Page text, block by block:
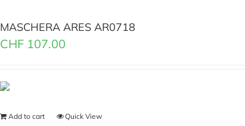
MASCHERA ARES AR0718
CHF 107.00
Add to cart Quick View